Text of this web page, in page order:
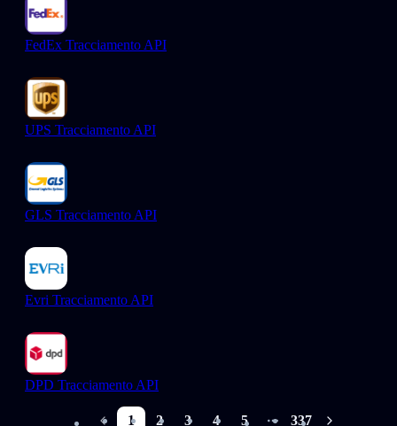
FedEx Tracciamento API
UPS Tracciamento API
GLS Tracciamento API
Evri Tracciamento API
DPD Tracciamento API
1 2 3 4 5 337